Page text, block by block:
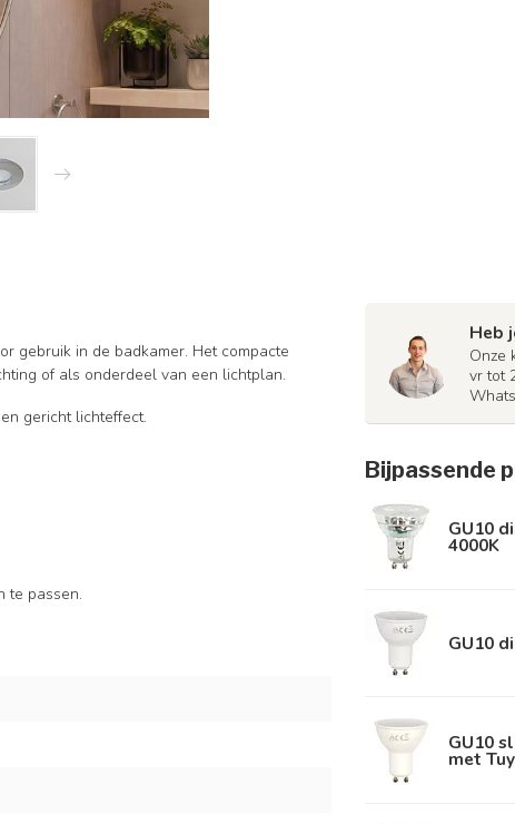
gebruik in de badkamer. Het compacte
of als onderdeel van een lichtplan.
gericht lichteffect.
te passen.
Heb
Onze
vr tot
Bijpassende
GU10
4000K
GU10
GU10
met